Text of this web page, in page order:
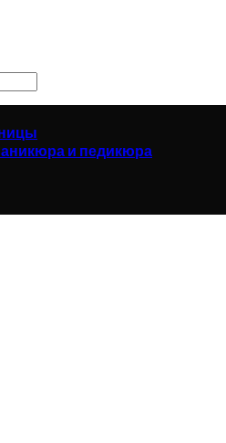
и педикюра